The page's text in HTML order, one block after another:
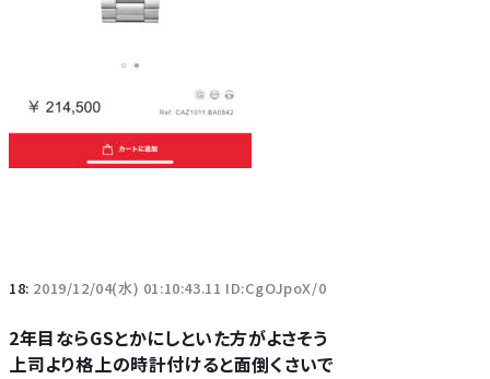
18: 2019/12/04(水) 01:10:43.11 ID:CgOJpoX/0
2年目ならGSとかにしといた方がよさそう
上司より格上の時計付けると面倒くさいで